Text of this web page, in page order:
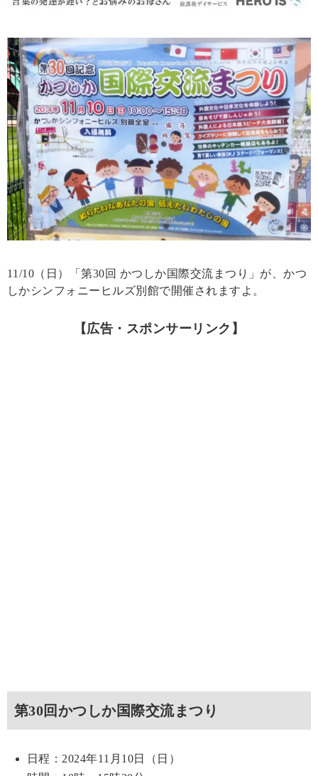
11/10（日）「第30回 かつしか国際交流まつり」が、かつ
しかシンフォニーヒルズ別館で開催されますよ。
【広告・スポンサーリンク】
第30回かつしか国際交流まつり
日程：2024年11月10日（日）